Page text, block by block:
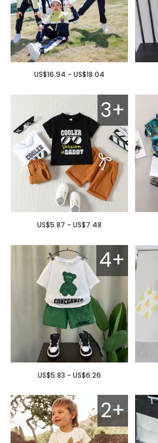
US$16.94 - US$18.04
3+
US$5.87 - US$7.48
4+
US$5.83 - US$6.26
2+